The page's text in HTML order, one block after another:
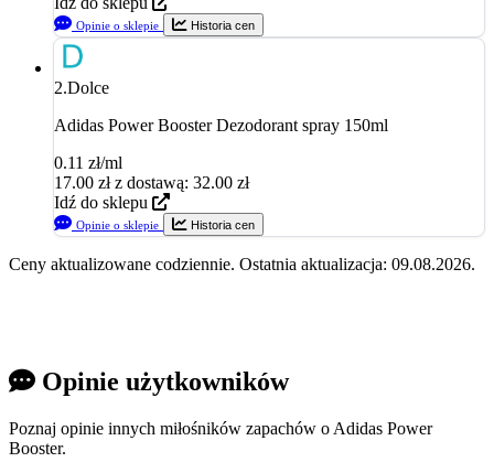
Opinie o sklepie Historia cen
2.Dolce
Adidas Power Booster Dezodorant spray 150ml
0.11 zł/ml
17.00 zł z dostawą: 32.00 zł
Idź do sklepu
Opinie o sklepie Historia cen
Ceny aktualizowane codziennie. Ostatnia aktualizacja: 09.08.2026.
Opinie użytkowników
Poznaj opinie innych miłośników zapachów o Adidas Power
Booster.